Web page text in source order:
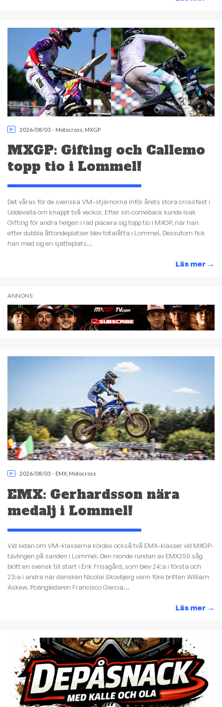
2026/08/03 - Motocross MXGP
MXGP: Gifting och Callemo
topp tio i Lommel!
Det våras för de svenska VM–stjärnorna inför årets stora crossfest i
Uddevalla om knappt två veckor. Efter sin comeback kunde Isak
Gifting för andra helgen i rad placera sig topp tio i MXGP, när han
efter dubbla åttondeplatser blev totalåtta i Lommel. Dessutom fick
han med sig en sjätteplats...
Läs mer →
ANNONS:
2026/08/03 - EMX Motocross
EMX: Gerhardsson nära
medalj i Lommel!
Vid sidan om VM–klasserna kördes också två EMX–klasser vid MXGP-
tävlingen på sanden i Lommel. Den nionde rundan av EMX250 såg
blott en svensk till start i Erik Frisagård, som blev 24:a i första och
23:a i andra när dansken Nicolai Skovbjerg vann före britten William
Askew. Poängledaren Francisco Garcia...
Läs mer →